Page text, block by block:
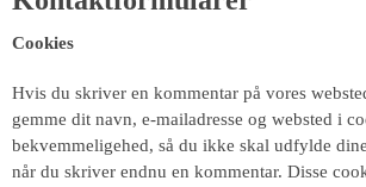
Cookies
Hvis du skriver en kommentar på vores
gemme dit navn, e-mailadresse og websted i
bekvemmeligehed, så du ikke skal udfylde
når du skriver endnu en kommentar. Disse